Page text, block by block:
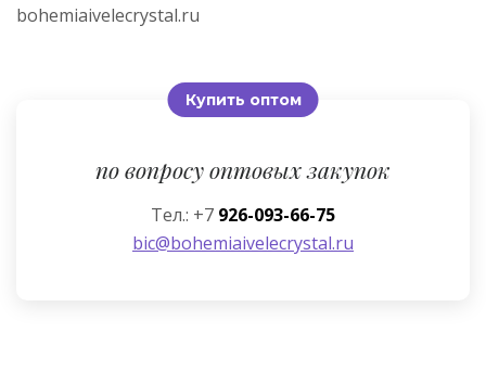
bohemiaivelecrystal.ru
Купить оптом
по вопросу оптовых закупок
Тел.: +7 926-093-66-75
bic@bohemiaivelecrystal.ru